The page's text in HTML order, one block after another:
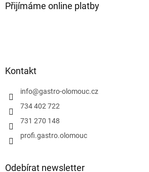
Přijímáme online platby
Kontakt
info@gastro-olomouc.cz
734 402 722
731 270 148
profi.gastro.olomouc
Odebírat newsletter